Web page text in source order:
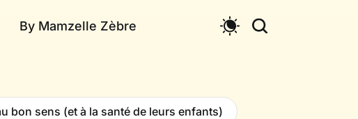
By Mamzelle Zèbre
bon sens (et à la santé de leurs enfants)